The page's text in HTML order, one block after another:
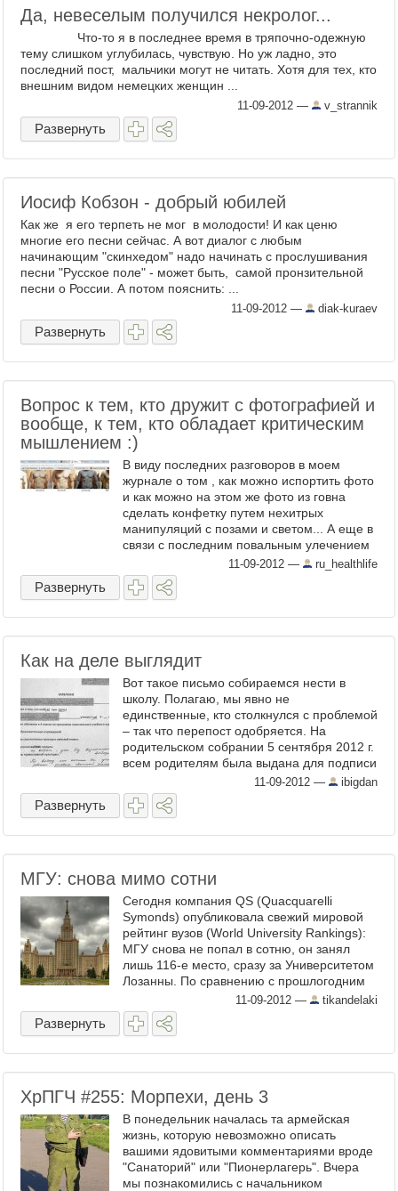
Да, невеселым получился некролог...
Что-то я в последнее время в тряпочно-одежную
тему слишком углубилась, чувствую. Но уж ладно, это
последний пост, мальчики могут не читать. Хотя для тех, кто
внешним видом немецких женщин ...
11-09-2012 — v_strannik
Развернуть
Иосиф Кобзон - добрый юбилей
Как же я его терпеть не мог в молодости! И как ценю
многие его песни сейчас. А вот диалог с любым
начинающим "скинхедом" надо начинать с прослушивания
песни "Русское поле" - может быть, самой пронзительной
песни о России. А потом пояснить: ...
11-09-2012 — diak-kuraev
Развернуть
Вопрос к тем, кто дружит с фотографией и
вообще, к тем, кто обладает критическим
мышлением :)
В виду последних разговоров в моем
журнале о том , как можно испортить фото
и как можно на этом же фото из говна
сделать конфетку путем нехитрых
манипуляций с позами и светом... А еще в
связи с последним повальным улечением
ЗОЖащегося народа ...
11-09-2012 — ru_healthlife
Развернуть
Как на деле выглядит
Вот такое письмо собираемся нести в
школу. Полагаю, мы явно не
единственные, кто столкнулся с проблемой
– так что перепост одобряется. На
родительском собрании 5 сентября 2012 г.
всем родителям была выдана для подписи
официальная бумага ...11-09-2012 — ibigdan
Развернуть
МГУ: снова мимо сотни
Сегодня компания QS (Quacquarelli
Symonds) опубликовала свежий мировой
рейтинг вузов (World University Rankings):
МГУ снова не попал в сотню, он занял
лишь 116-е место, сразу за Университетом
Лозанны. По сравнению с прошлогодним
рейтингом МГУ потерял четыре позиции.
...
11-09-2012 — tikandelaki
Развернуть
ХрПГЧ #255: Морпехи, день 3
В понедельник началась та армейская
жизнь, которую невозможно описать
вашими ядовитыми комментариями вроде
"Санаторий" или "Пионерлагерь". Вчера
мы познакомились с начальником